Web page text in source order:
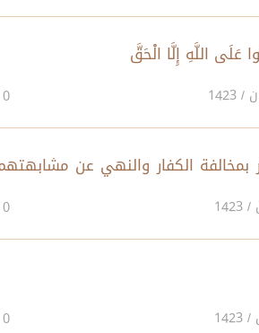
0
بمخالفة الكفار والنهي عن
0
0